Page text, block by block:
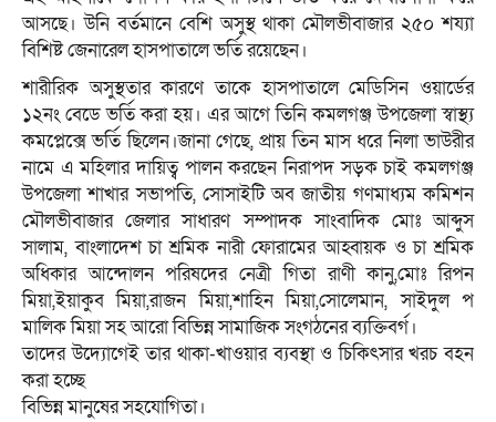
আসছে। উনি বর্তমানে বেশি অসুস্থ থাকা মৌলভীবাজার ২৫০ শয্যা
বিশিষ্ট জেনারেল হাসপাতালে ভর্তি রয়েছেন।
শারীরিক অসুস্থতার কারণে তাকে হাসপাতালে মেডিসিন ওয়ার্ডের
১২নং বেডে ভর্তি করা হয়। এর আগে তিনি কমলগঞ্জ উপজেলা স্বাস্থ্য
কমপ্লেক্সে ভর্তি ছিলেন।জানা গেছে, প্রায় তিন মাস ধরে নিলা ভাউরীর
নামে এ মহিলার দায়িত্ব পালন করছেন নিরাপদ সড়ক চাই কমলগঞ্জ
উপজেলা শাখার সভাপতি, সোসাইটি অব জাতীয় গণমাধ্যম কমিশন
মৌলভীবাজার জেলার সাধারণ সম্পাদক সাংবাদিক মোঃ আব্দুস
সালাম, বাংলাদেশ চা শ্রমিক নারী ফোরামের আহ্বায়ক ও চা শ্রমিক
অধিকার আন্দোলন পরিষদের নেত্রী গিতা রাণী কানু,মোঃ রিপন
মিয়া,ইয়াকুব মিয়া,রাজন মিয়া,শাহিন মিয়া,সোলেমান, সাইদুল প
মালিক মিয়া সহ আরো বিভিন্ন সামাজিক সংগঠনের ব্যক্তিবর্গ।
তাদের উদ্যোগেই তার থাকা-খাওয়ার ব্যবস্থা ও চিকিৎসার খরচ বহন
করা হচ্ছে
বিভিন্ন মানুষের সহযোগিতা।